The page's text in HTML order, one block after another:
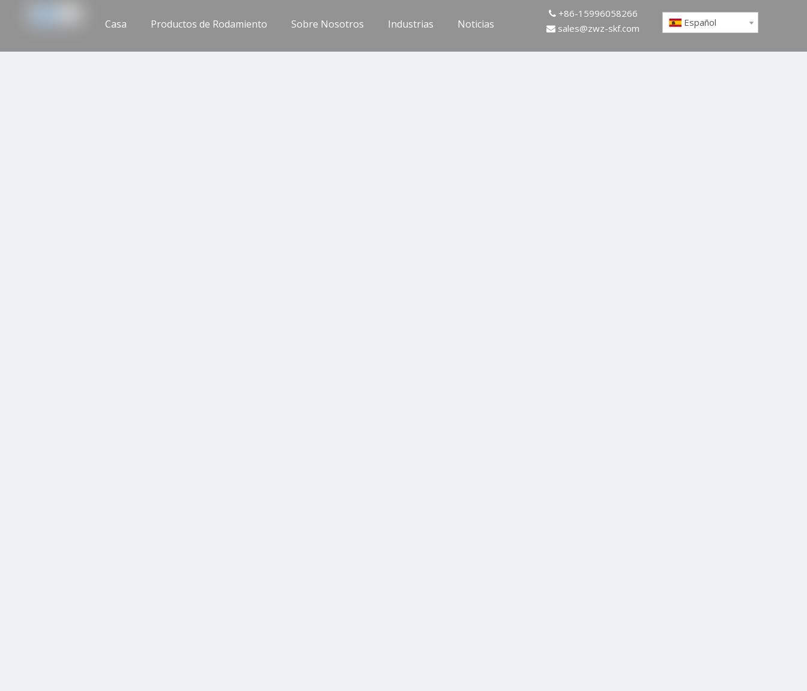
Casa Productos de Rodamiento Sobre Nosotros Industrias Noticias
+86-15996058266
 sales@zwz-skf.com Español